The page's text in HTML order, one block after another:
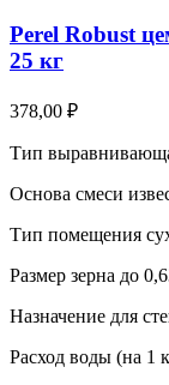
Perel Robust
25 кг
378,00 ₽
Тип
Основа смеси
Тип помещения
Размер зерна до
Назначение для
Расход воды (на 1